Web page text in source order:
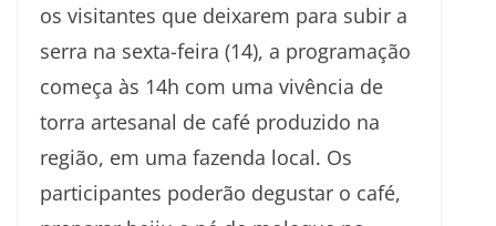
os visitantes que deixarem para subir a
serra na sexta-feira (14), a programação
começa às 14h com uma vivência de
torra artesanal de café produzido na
região, em uma fazenda local. Os
participantes poderão degustar o café,